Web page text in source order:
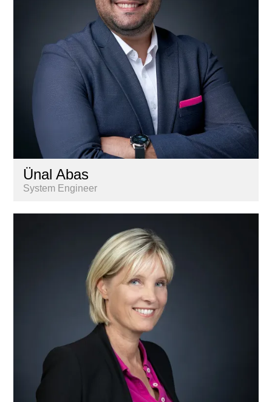
Marketing & Kommunikation
Personal
Research & Marktanalyse
Vermarktung
Ünal Abas
System Engineer